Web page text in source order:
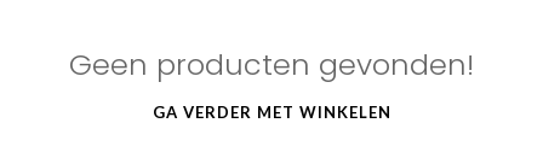
Geen producten gevonden!
GA VERDER MET WINKELEN